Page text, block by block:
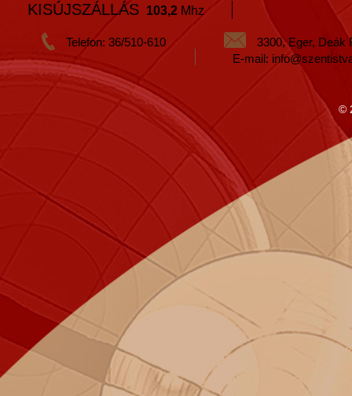
KISÚJSZÁLLÁS 103,2 Mhz
Telefon: 36/510-610
3300, Eger, Deák
E-mail:
©